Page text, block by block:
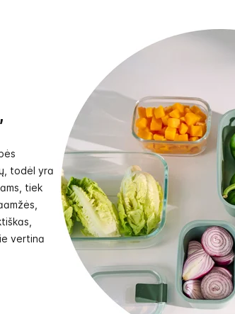
todėl yra
tiek
vertina